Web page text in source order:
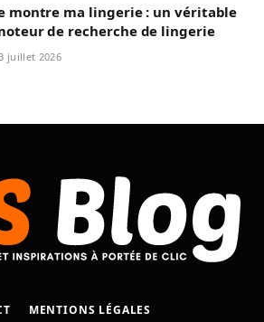
montre ma lingerie : un véritable
de recherche de lingerie
juillet 2026
MENTIONS LÉGALES